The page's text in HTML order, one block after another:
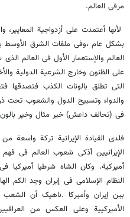
مرفی العالم.
لأنها أعتمدت على أزدواجیة
بشکل عام ،وفی ملفات الشرق الأوسط
العالم والإستعمار الأول فی العالم
على الظنون وخارج الشرعیة الدولیة
التی تطلق بالونات الکذب فتصدقها
والدواء وتسبیح الدول والشعوب تحت
فی (تحالف داعش) خیر مثال وخیر
فلدى القیادة الإیرانیة ترکة واسعة
الإیرانیین أذکى شعوب العالم فی فهم
أمیرکیة. وکان الشاه شرطیا أمیرکیا
النظام الإسلامی فی إیران وجد الکم
بین إیران وأمیرکا .ناهیک أن الشعب
الأمیرکییة وعلى العکس من